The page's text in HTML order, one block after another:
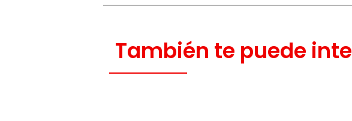
También te puede